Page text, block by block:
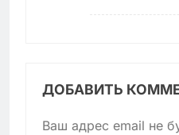
ДОБАВИТЬ
Ваш адрес email не